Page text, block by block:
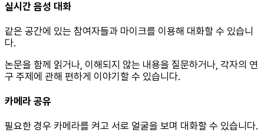
실시간 음성 대화
같은 공간에 있는 참여자들과 마이크를 이용해 대화할 수 있습니
다.
논문을 함께 읽거나, 이해되지 않는 내용을 질문하거나, 각자의 연
구 주제에 관해 편하게 이야기할 수 있습니다.
카메라 공유
필요한 경우 카메라를 켜고 서로 얼굴을 보며 대화할 수 있습니다.